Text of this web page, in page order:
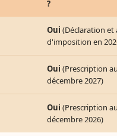
?
Oui (Déclaration et
d'imposition en
Oui (Prescription
décembre 2027)
Oui (Prescription
décembre 2026)